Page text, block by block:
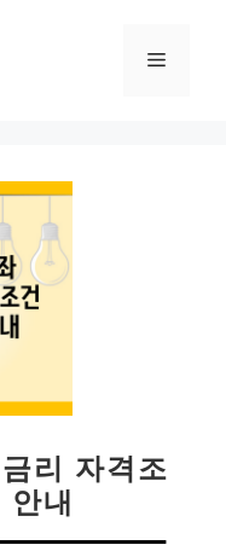
메
리 자격조
내